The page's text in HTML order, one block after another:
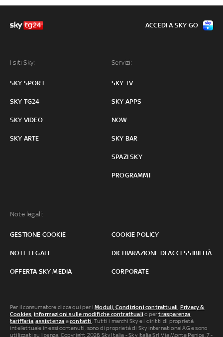
I siti Sky:
SKY SPORT
SKY TG24
SKY VIDEO
SKY ARTE
Servizi:
SKY TV
SKY APPS
NOW
SKY BAR
SPAZI SKY
PROGRAMMI
Note legali:
GESTIONE COOKIE COOKIE POLICY
NOTE LEGALI DICHIARAZIONE DI ACCESSIBILITÀ
OFFERTA SKY MEDIA CORPORATE
ACCEDI A SKY GO
Per il consumatore clicca qui per iModuli, Condizioni contrattuali, Privacy &
Cookies, informazioni sulle modifiche contrattuali o pertrasparenza
tariffaria,assistenza econtatti. Tutti i marchi Sky e i diritti di proprietà
intellettuale in essi contenuti, sono di proprietà di Sky international AG e sono
utilizzati su licenza. Copyright 2026 Sky Italia - Sky Italia Srl Via Monte Penice, 7 -